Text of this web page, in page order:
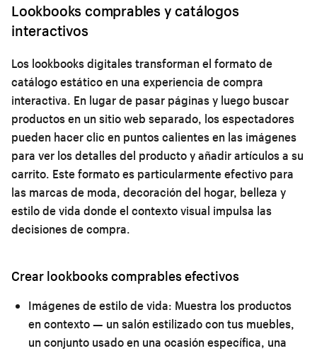
Lookbooks comprables y catálogos
interactivos
Los lookbooks digitales transforman el formato de
catálogo estático en una experiencia de compra
interactiva. En lugar de pasar páginas y luego buscar
productos en un sitio web separado, los espectadores
pueden hacer clic en puntos calientes en las imágenes
para ver los detalles del producto y añadir artículos a su
carrito. Este formato es particularmente efectivo para
las marcas de moda, decoración del hogar, belleza y
estilo de vida donde el contexto visual impulsa las
decisiones de compra.
Crear lookbooks comprables efectivos
Imágenes de estilo de vida: Muestra los productos
en contexto — un salón estilizado con tus muebles,
un conjunto usado en una ocasión específica, una